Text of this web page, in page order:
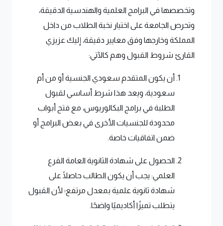
وتخصصها في البرامج العلمية والهندسية الدقيقة،
وتحرص الجامعة على اختيار نخبة الطلاب من داخل
المملكة وخارجها وفق معايير دقيقة، إليك عزيزي
القارئ شروط القبول وهم كالآتي:
أن يكون المتقدم سعودي الجنسية أو من أم
سعودية، ويعد هذا شرط أساسي لقبول
الطلبة في برامج البكالوريوس، مع فتح أبواب
محدودة للجنسيات الأخرى في بعض البرامج أو
ضمن اتفاقيات خاصة.
الحصول على شهادة الثانوية العامة الفرع
العلمي: يجب أن يكون الطالب حاصلًا على
شهادة ثانوية علمية بمعدل مرتفع؛ لأن القبول
يتطلب تميزًا أكاديميًا واضحًا.